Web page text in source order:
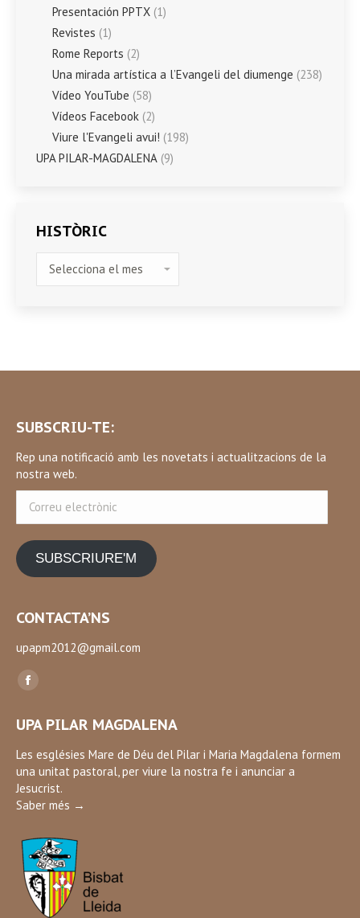
Presentación PPTX (1)
Revistes (1)
Rome Reports (2)
Una mirada artística a l’Evangeli del diumenge (238)
Vídeo YouTube (58)
Vídeos Facebook (2)
Viure l'Evangeli avui! (198)
UPA PILAR-MAGDALENA (9)
HISTÒRIC
SUBSCRIU-TE:
Rep una notificació amb les novetats i actualitzacions de la
nostra web.
electrònic
SUBSCRIURE'M
CONTACTA’NS
upapm2012@gmail.com
Find us on:
Facebook
opens
in
new
window
UPA PILAR MAGDALENA
Les esglésies Mare de Déu del Pilar i Maria Magdalena formem
una unitat pastoral, per viure la nostra fe i anunciar a
Jesucrist.
Saber més →